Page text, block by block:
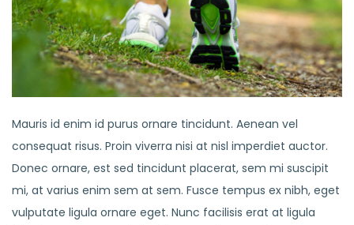
Mauris id enim id purus ornare tincidunt. Aenean vel
consequat risus. Proin viverra nisi at nisl imperdiet auctor.
Donec ornare, est sed tincidunt placerat, sem mi suscipit
mi, at varius enim sem at sem. Fusce tempus ex nibh, eget
vulputate ligula ornare eget. Nunc facilisis erat at ligula